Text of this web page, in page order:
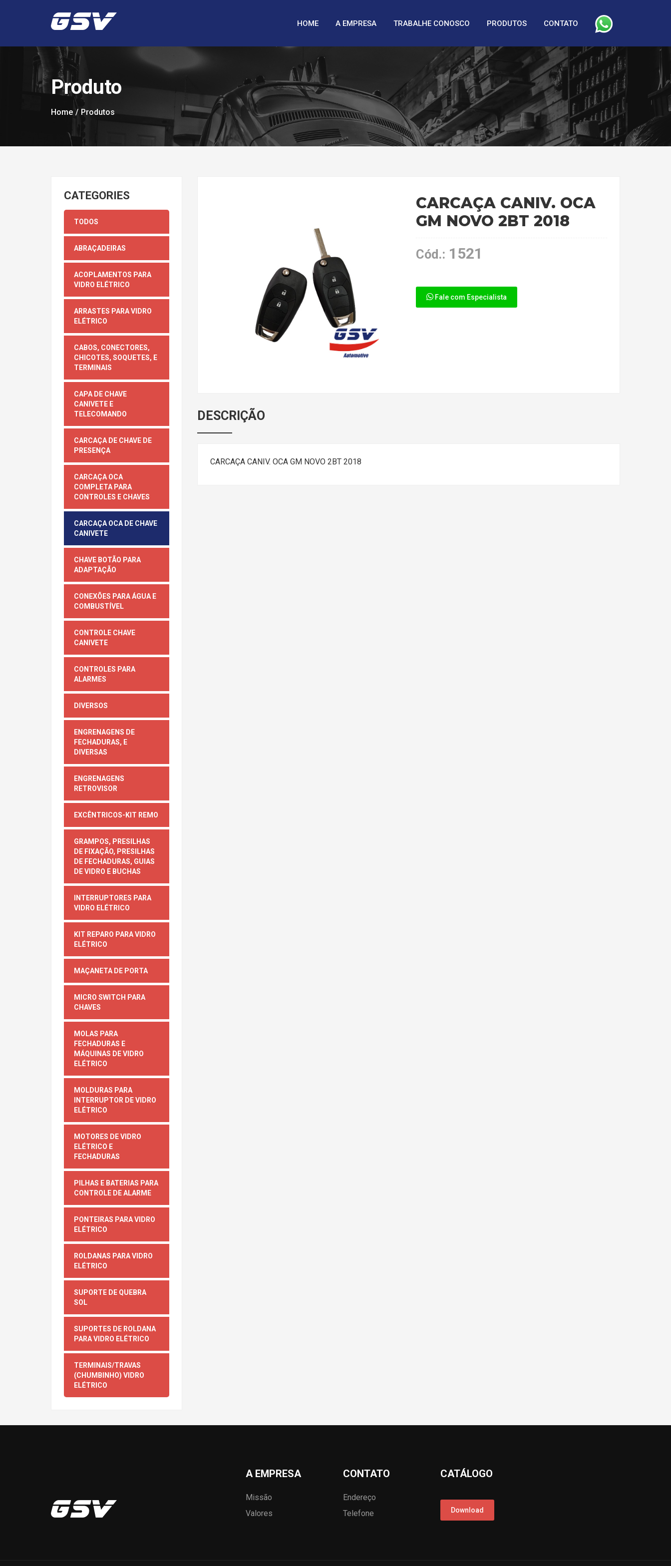
HOME A EMPRESA TRABALHE CONOSCO PRODUTOS CONTATO
Produto
Home Produtos
CATEGORIES
TODOS
ABRAÇADEIRAS
ACOPLAMENTOS PARA
VIDRO ELÉTRICO
ARRASTES PARA VIDRO
ELÉTRICO
CABOS, CONECTORES,
CHICOTES, SOQUETES, E
TERMINAIS
CAPA DE CHAVE
CANIVETE E
TELECOMANDO
CARCAÇA DE CHAVE DE
PRESENÇA
CARCAÇA OCA
COMPLETA PARA
CONTROLES E CHAVES
CARCAÇA OCA DE CHAVE
CANIVETE
CHAVE BOTÃO PARA
ADAPTAÇÃO
CONEXÕES PARA ÁGUA E
COMBUSTÍVEL
CONTROLE CHAVE
CANIVETE
CONTROLES PARA
ALARMES
DIVERSOS
ENGRENAGENS DE
FECHADURAS, E
DIVERSAS
ENGRENAGENS
RETROVISOR
EXCÊNTRICOS-KIT REMO
GRAMPOS, PRESILHAS
DE FIXAÇÃO, PRESILHAS
DE FECHADURAS, GUIAS
DE VIDRO E BUCHAS
INTERRUPTORES PARA
VIDRO ELÉTRICO
KIT REPARO PARA VIDRO
ELÉTRICO
MAÇANETA DE PORTA
MICRO SWITCH PARA
CHAVES
MOLAS PARA
FECHADURAS E
MÁQUINAS DE VIDRO
ELÉTRICO
MOLDURAS PARA
INTERRUPTOR DE VIDRO
ELÉTRICO
MOTORES DE VIDRO
ELÉTRICO E
FECHADURAS
PILHAS E BATERIAS PARA
CONTROLE DE ALARME
PONTEIRAS PARA VIDRO
ELÉTRICO
ROLDANAS PARA VIDRO
ELÉTRICO
SUPORTE DE QUEBRA
SOL
SUPORTES DE ROLDANA
PARA VIDRO ELÉTRICO
TERMINAIS/TRAVAS
(CHUMBINHO) VIDRO
ELÉTRICO
CARCAÇA CANIV. OCA
GM NOVO 2BT 2018
Cód.: 1521
Fale com Especialista
DESCRIÇÃO
CARCAÇA CANIV. OCA GM NOVO 2BT 2018
A EMPRESA
Missão
Valores
CONTATO
Endereço
Telefone
CATÁLOGO
Download